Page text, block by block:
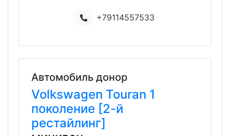
+79114557533
Автомобиль донор
Volkswagen Touran 1
поколение [2-й
рестайлинг]